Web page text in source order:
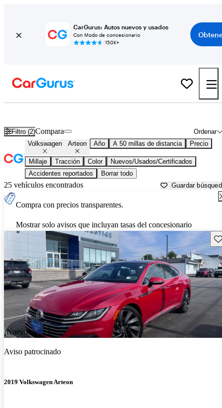
CarGurus: Autos nuevos y usados
Con Modo de concesionario
150K+
Filtro (2) Ordenar
Compara
Volkswagen Arteon Año A 50 millas de distancia Precio
Millaje Tracción Color
Nuevos/Usados/Certificados
Accidentes reportados
Borrar todo
25 vehículos encontrados Guardar
Compra con precios transparentes.
Mostrar solo avisos que incluyan tasas del concesionario
¡Nuevo!
Aviso patrocinado
2019 Volkswagen Arteon